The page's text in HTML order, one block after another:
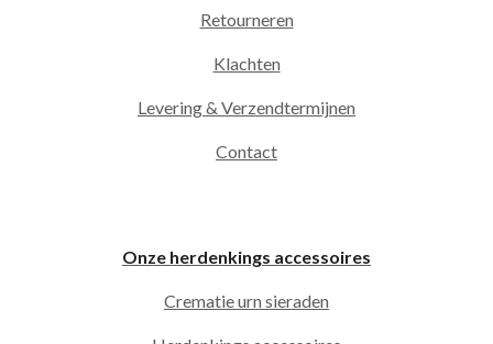
Retourneren
Klachten
Levering & Verzendtermijnen
Contact
Onze herdenkings accessoires
Crematie urn sieraden